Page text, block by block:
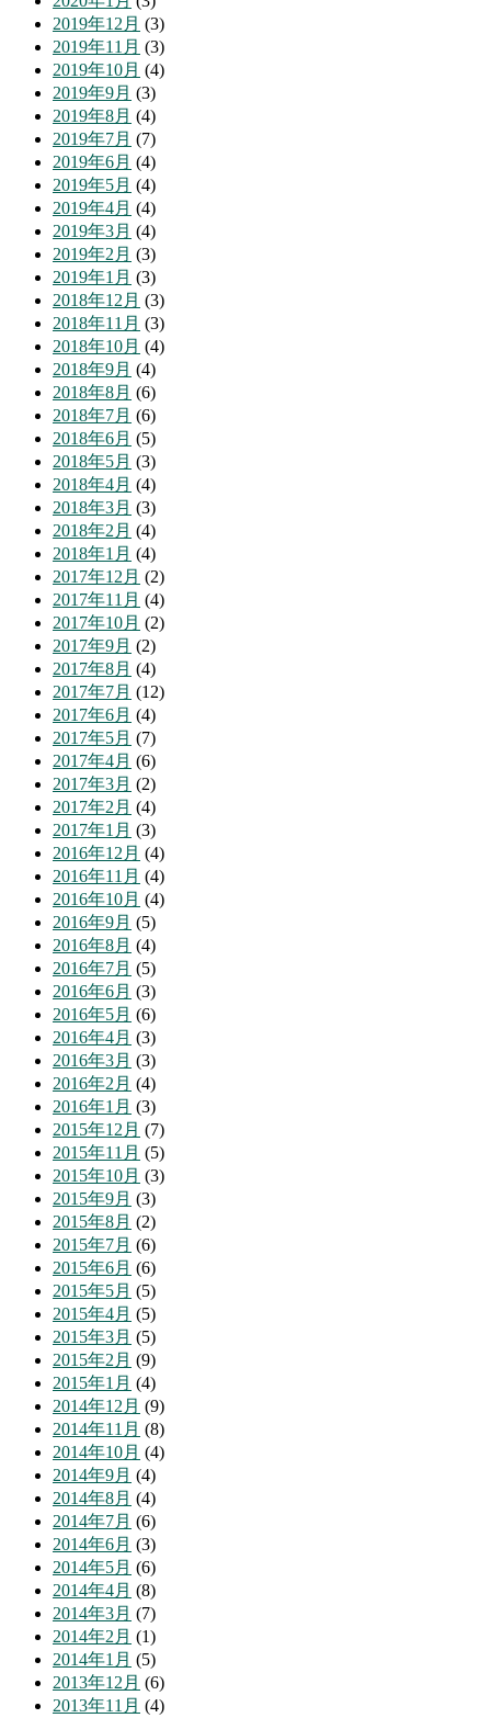
2019年12月 (3)
2019年11月 (3)
2019年10月 (4)
2019年9月 (3)
2019年8月 (4)
2019年7月 (7)
2019年6月 (4)
2019年5月 (4)
2019年4月 (4)
2019年3月 (4)
2019年2月 (3)
2019年1月 (3)
2018年12月 (3)
2018年11月 (3)
2018年10月 (4)
2018年9月 (4)
2018年8月 (6)
2018年7月 (6)
2018年6月 (5)
2018年5月 (3)
2018年4月 (4)
2018年3月 (3)
2018年2月 (4)
2018年1月 (4)
2017年12月 (2)
2017年11月 (4)
2017年10月 (2)
2017年9月 (2)
2017年8月 (4)
2017年7月 (12)
2017年6月 (4)
2017年5月 (7)
2017年4月 (6)
2017年3月 (2)
2017年2月 (4)
2017年1月 (3)
2016年12月 (4)
2016年11月 (4)
2016年10月 (4)
2016年9月 (5)
2016年8月 (4)
2016年7月 (5)
2016年6月 (3)
2016年5月 (6)
2016年4月 (3)
2016年3月 (3)
2016年2月 (4)
2016年1月 (3)
2015年12月 (7)
2015年11月 (5)
2015年10月 (3)
2015年9月 (3)
2015年8月 (2)
2015年7月 (6)
2015年6月 (6)
2015年5月 (5)
2015年4月 (5)
2015年3月 (5)
2015年2月 (9)
2015年1月 (4)
2014年12月 (9)
2014年11月 (8)
2014年10月 (4)
2014年9月 (4)
2014年8月 (4)
2014年7月 (6)
2014年6月 (3)
2014年5月 (6)
2014年4月 (8)
2014年3月 (7)
2014年2月 (1)
2014年1月 (5)
2013年12月 (6)
2013年11月 (4)